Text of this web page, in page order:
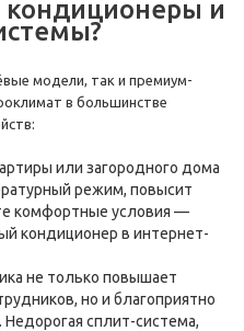
кондиционеры и
модели, так и премиум-
в большинстве
или загородного дома
режим, повысит
комфортные условия —
кондиционер в интернет-
не только повышает
но и благоприятно
сплит-система,